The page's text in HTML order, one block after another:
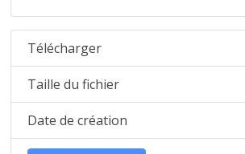
Télécharger
Taille du fichier
Date de création